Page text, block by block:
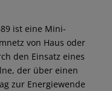
ist eine Mini-
von Haus oder
den Einsatz eines
der über einen
zur Energiewende